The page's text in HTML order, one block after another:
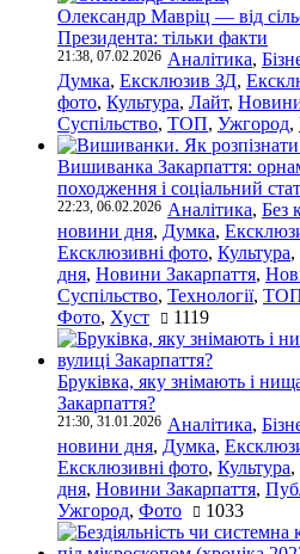
Олександр Мавріц — від
Президента: тільки факти
21:38, 07.02.2026 Аналітика,
Думка, Ексклюзив ЗД,
фото, Культура, Лайт,
Суспільство, ТОП, Ужгород,
Вишиванка Закарпаття:
походження і соціальний
22:23, 06.02.2026 Аналітика, Без
новини дня, Думка,
Ексклюзивні фото, Культура,
дня, Новини Закарпаття,
Суспільство, Технології,
Фото, Хуст 1119
Бруківка, яку знімають і
Закарпаття?
21:30, 31.01.2026 Аналітика,
новини дня, Думка,
Ексклюзивні фото, Культура,
дня, Новини Закарпаття,
Ужгород, Фото 1033